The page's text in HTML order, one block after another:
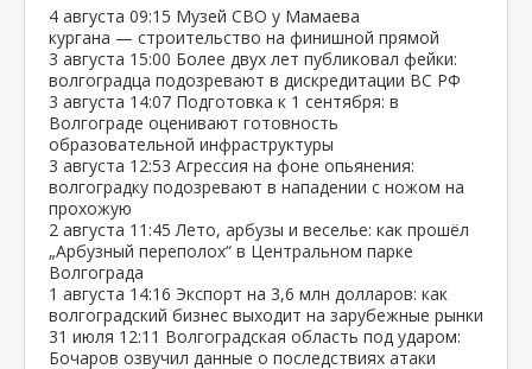
4 августа 09:15 Музей СВО у Мамаева
кургана — строительство на финишной прямой
3 августа 15:00 Более двух лет публиковал фейки:
волгоградца подозревают в дискредитации ВС РФ
3 августа 14:07 Подготовка к 1 сентября: в
Волгограде оценивают готовность
образовательной инфраструктуры
3 августа 12:53 Агрессия на фоне опьянения:
волгоградку подозревают в нападении с ножом на
прохожую
2 августа 11:45 Лето, арбузы и веселье: как прошёл
„Арбузный переполох“ в Центральном парке
Волгограда
1 августа 14:16 Экспорт на 3,6 млн долларов: как
волгоградский бизнес выходит на зарубежные рынки
31 июля 12:11 Волгоградская область под ударом:
Бочаров озвучил данные о последствиях атаки